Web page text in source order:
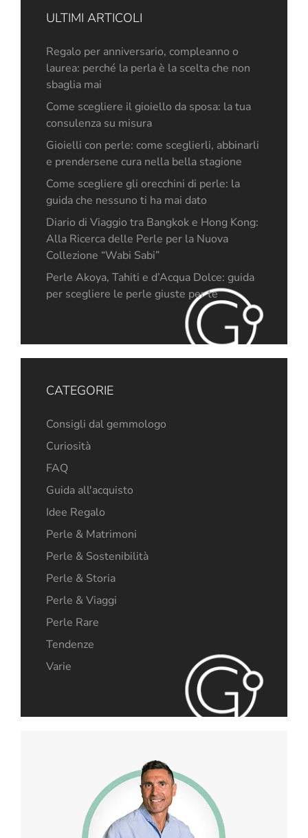
ULTIMI ARTICOLI
Regalo per anniversario, compleanno o
laurea: perché la perla è la scelta che non
sbaglia mai
Come scegliere il gioiello da sposa: la tua
consulenza su misura
Gioielli con perle: come sceglierli, abbinarli
e prendersene cura nella bella stagione
Come scegliere gli orecchini di perle: la
guida che nessuno ti ha mai dato
Diario di Viaggio tra Bangkok e Hong Kong:
Alla Ricerca delle Perle per la Nuova
Collezione “Wabi Sabi”
Perle Akoya, Tahiti e d’Acqua Dolce: guida
per scegliere le perle giuste per te
CATEGORIE
Consigli dal gemmologo
Curiosità
FAQ
Guida all'acquisto
Idee Regalo
Perle & Matrimoni
Perle & Sostenibilità
Perle & Storia
Perle & Viaggi
Perle Rare
Tendenze
Varie